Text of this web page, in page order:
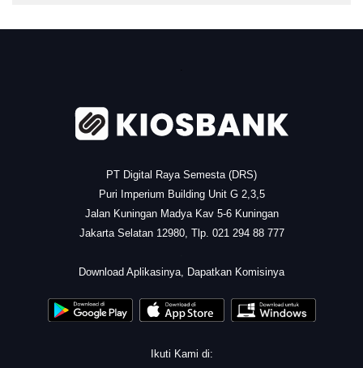
PT Digital Raya Semesta (DRS)
Puri Imperium Building Unit G 2,3,5
Jalan Kuningan Madya Kav 5-6 Kuningan
Jakarta Selatan 12980, Tlp. 021 294 88 777
Download Aplikasinya, Dapatkan Komisinya
Ikuti Kami di: